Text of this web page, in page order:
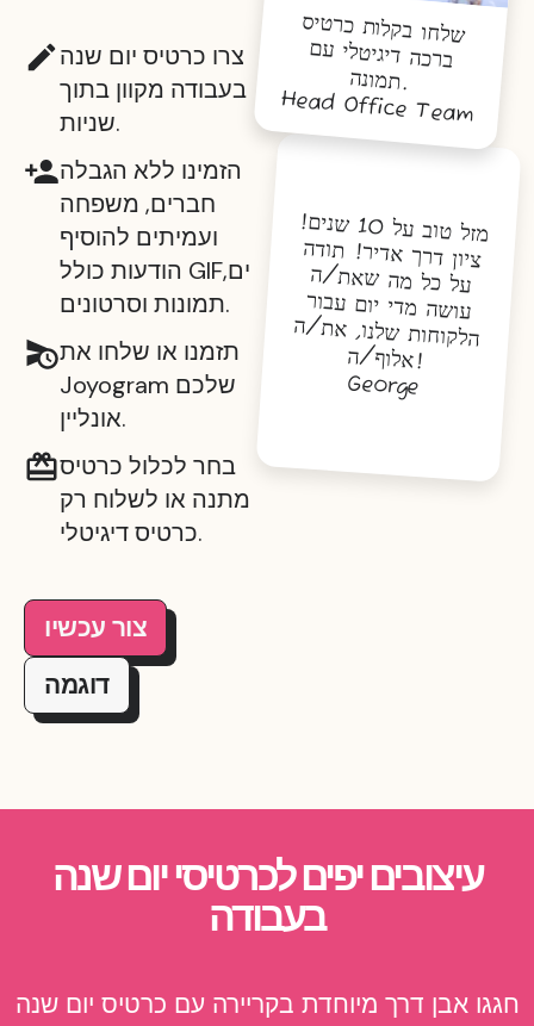
צרו כרטיס יום שנה
בעבודה מקוון בתוך
שניות.
הזמינו ללא הגבלה
חברים, משפחה
ועמיתים להוסיף
הודעות כולל GIFים,
תמונות וסרטונים.
תזמנו או שלחו את
Joyogram שלכם
אונליין.
בחר לכלול כרטיס
מתנה או לשלוח רק
כרטיס דיגיטלי.
צור עכשיו
דוגמה
שלחו בקלות כרטיס
ברכה דיגיטלי עם
תמונה.
Head Office Team
מזל טוב על 10 שנים!
ציון דרך אדיר! תודה
על כל מה שאת/ה
עושה מדי יום עבור
הלקוחות שלנו, את/ה
אלוף/ה!
George
עיצובים יפים לכרטיסי יום שנה
בעבודה
חגגו אבן דרך מיוחדת בקריירה עם כרטיס יום שנה